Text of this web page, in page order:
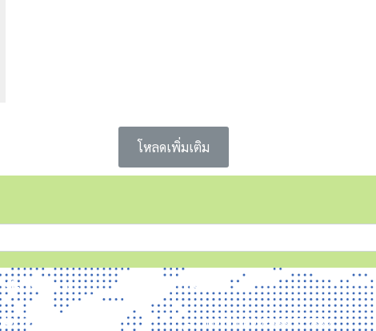
โหลดเพิ่มเติม
เกี่ยวกับเรา
ติดต่อเรา
บริการ
การเปิดเผยข้อมูลสาธารณะ